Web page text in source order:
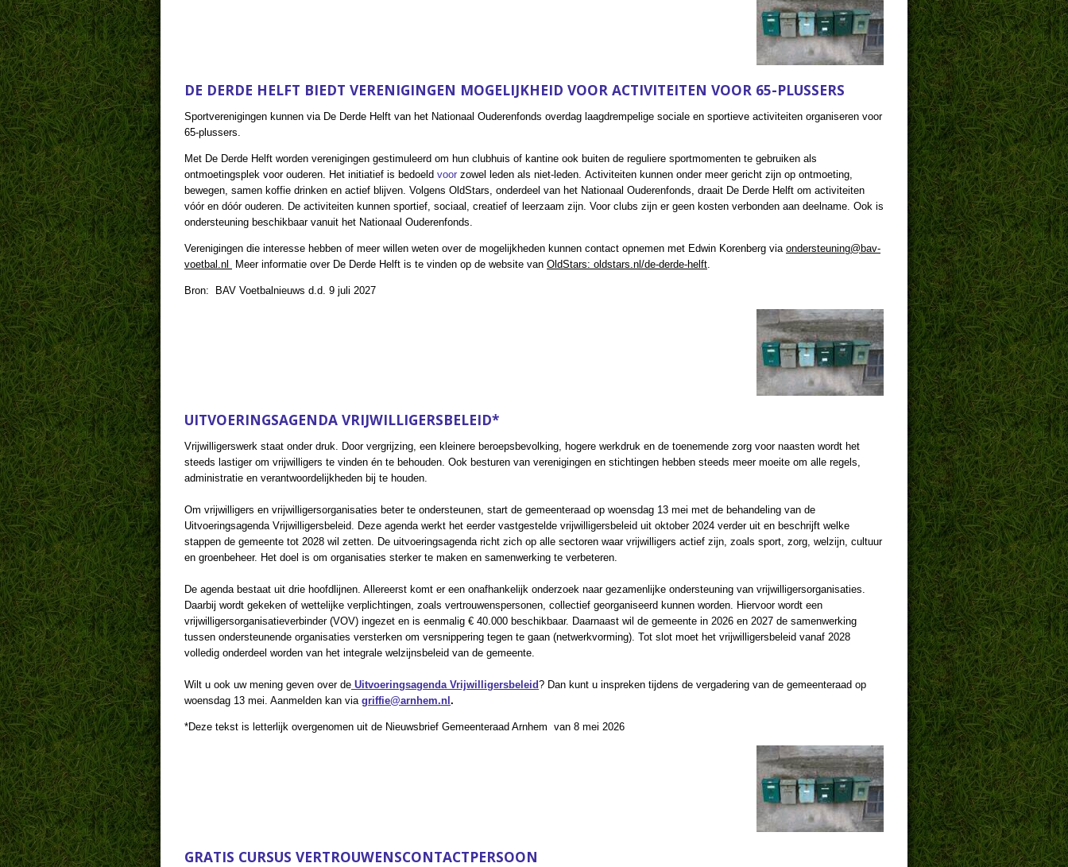
DE DERDE HELFT BIEDT VERENIGINGEN MOGELIJKHEID VOOR ACTIVITEITEN VOOR 65-PLUSSERS
Sportverenigingen kunnen via De Derde Helft van het Nationaal Ouderenfonds overdag laagdrempelige sociale en sportieve activiteiten organiseren voor
65-plussers.
Met De Derde Helft worden verenigingen gestimuleerd om hun clubhuis of kantine ook buiten de reguliere sportmomenten te gebruiken als
ontmoetingsplek voor ouderen. Het initiatief is bedoeld voor zowel leden als niet-leden. Activiteiten kunnen onder meer gericht zijn op ontmoeting,
bewegen, samen koffie drinken en actief blijven. Volgens OldStars, onderdeel van het Nationaal Ouderenfonds, draait De Derde Helft om activiteiten
vóór en dóór ouderen. De activiteiten kunnen sportief, sociaal, creatief of leerzaam zijn. Voor clubs zijn er geen kosten verbonden aan deelname. Ook is
ondersteuning beschikbaar vanuit het Nationaal Ouderenfonds.
Verenigingen die interesse hebben of meer willen weten over de mogelijkheden kunnen contact opnemen met Edwin Korenberg via ondersteuning@bav-
voetbal.nl
Meer informatie over De Derde Helft is te vinden op de website van OldStars: oldstars.nl/de-derde-helft
Bron: BAV Voetbalnieuws d.d. 9 juli 2027
UITVOERINGSAGENDA VRIJWILLIGERSBELEID*
Vrijwilligerswerk staat onder druk. Door vergrijzing, een kleinere beroepsbevolking, hogere werkdruk en de toenemende zorg voor naasten wordt het
steeds lastiger om vrijwilligers te vinden én te behouden. Ook besturen van verenigingen en stichtingen hebben steeds meer moeite om alle regels,
administratie en verantwoordelijkheden bij te houden.
Om vrijwilligers en vrijwilligersorganisaties beter te ondersteunen, start de gemeenteraad op woensdag 13 mei met de behandeling van de
Uitvoeringsagenda Vrijwilligersbeleid. Deze agenda werkt het eerder vastgestelde vrijwilligersbeleid uit oktober 2024 verder uit en beschrijft welke
stappen de gemeente tot 2028 wil zetten. De uitvoeringsagenda richt zich op alle sectoren waar vrijwilligers actief zijn, zoals sport, zorg, welzijn, cultuur
en groenbeheer. Het doel is om organisaties sterker te maken en samenwerking te verbeteren.
De agenda bestaat uit drie hoofdlijnen. Allereerst komt er een onafhankelijk onderzoek naar gezamenlijke ondersteuning van vrijwilligersorganisaties.
Daarbij wordt gekeken of wettelijke verplichtingen, zoals vertrouwenspersonen, collectief georganiseerd kunnen worden. Hiervoor wordt een
vrijwilligersorganisatieverbinder (VOV) ingezet en is eenmalig € 40.000 beschikbaar. Daarnaast wil de gemeente in 2026 en 2027 de samenwerking
tussen ondersteunende organisaties versterken om versnippering tegen te gaan (netwerkvorming). Tot slot moet het vrijwilligersbeleid vanaf 2028
volledig onderdeel worden van het integrale welzijnsbeleid van de gemeente.
Wilt u ook uw mening geven over de Uitvoeringsagenda Vrijwilligersbeleid? Dan kunt u inspreken tijdens de vergadering van de gemeenteraad op
woensdag 13 mei. Aanmelden kan via griffie@arnhem.nl .
*Deze tekst is letterlijk overgenomen uit de Nieuwsbrief Gemeenteraad Arnhem van 8 mei 2026
GRATIS CURSUS VERTROUWENSCONTACTPERSOON